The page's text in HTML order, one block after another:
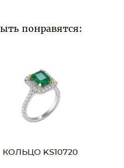
понравятся:
KS10720